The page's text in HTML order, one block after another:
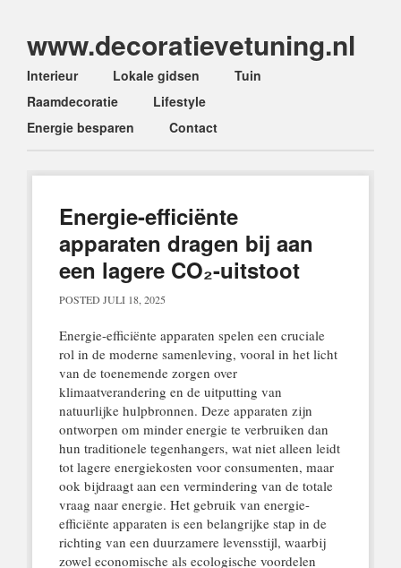
www.decoratievetuning.nl
Main menu
Skip
to
content
Interieur Lokale gidsen
Tuin
Raamdecoratie
Lifestyle
Energie besparen
Contact
Energie-efficiënte
apparaten dragen bij aan
een lagere CO₂-uitstoot
POSTED JULI 18, 2025
Energie-efficiënte apparaten spelen een cruciale
rol in de moderne samenleving, vooral in het licht
van de toenemende zorgen over
klimaatverandering en de uitputting van
natuurlijke hulpbronnen. Deze apparaten zijn
ontworpen om minder energie te verbruiken dan
hun traditionele tegenhangers, wat niet alleen leidt
tot lagere energiekosten voor consumenten, maar
ook bijdraagt aan een vermindering van de totale
vraag naar energie. Het gebruik van energie-
efficiënte apparaten is een belangrijke stap in de
richting van een duurzamere levensstijl, waarbij
zowel economische als ecologische voordelen